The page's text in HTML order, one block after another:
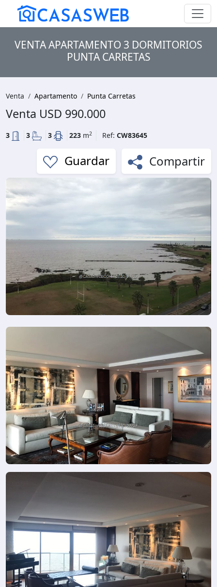
VENTA APARTAMENTO 3 DORMITORIOS
PUNTA CARRETAS
Venta Apartamento Punta Carretas
Venta USD 990.000
3 3 3 223 m2 Ref: CW83645
Guardar Compartir